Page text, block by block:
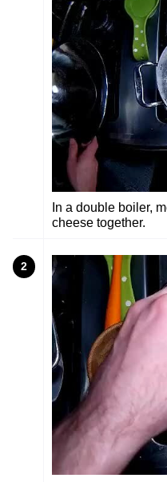
In a double boiler,
cheese together.
2